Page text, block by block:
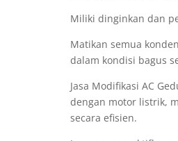
Miliki dinginkan dan
Matikan semua
dalam kondisi bagus
Jasa Modifikasi AC
dengan motor listrik,
secara efisien.